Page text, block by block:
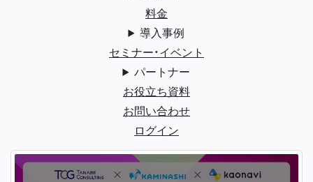
料金
導入事例
セミナー・イベント
パートナー
お役立ち資料
お問い合わせ
ログイン